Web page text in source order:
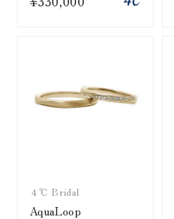
４℃ Bridal
AquaLoop